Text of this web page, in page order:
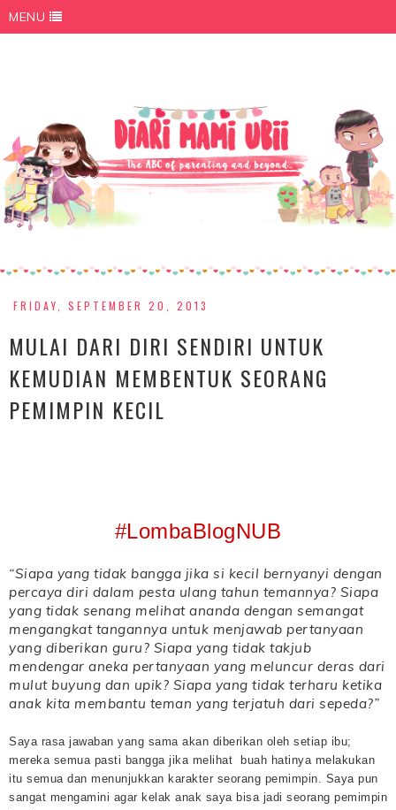
MENU
FRIDAY, SEPTEMBER 20, 2013
MULAI DARI DIRI SENDIRI UNTUK
KEMUDIAN MEMBENTUK SEORANG
PEMIMPIN KECIL
#LombaBlogNUB
“Siapa yang tidak bangga jika si kecil bernyanyi dengan
percaya diri dalam pesta ulang tahun temannya? Siapa
yang tidak senang melihat ananda dengan semangat
mengangkat tangannya untuk menjawab pertanyaan
yang diberikan guru? Siapa yang tidak takjub
mendengar aneka pertanyaan yang meluncur deras dari
mulut buyung dan upik? Siapa yang tidak terharu ketika
anak kita membantu teman yang terjatuh dari sepeda?”
Saya rasa jawaban yang sama akan diberikan oleh setiap ibu;
mereka semua pasti bangga jika melihat buah hatinya melakukan
itu semua dan menunjukkan karakter seorang pemimpin. Saya pun
sangat mengamini agar kelak anak saya bisa jadi seorang pemimpin